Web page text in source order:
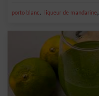
porto blanc, liqueur de mandarine,